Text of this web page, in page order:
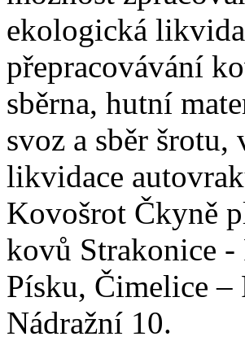
ekologická
přepracovávání
sběrna, hutní
svoz a sběr
likvidace
Kovošrot Čkyně
kovů Strakonice -
Písku, Čimelice –
Nádražní 10.